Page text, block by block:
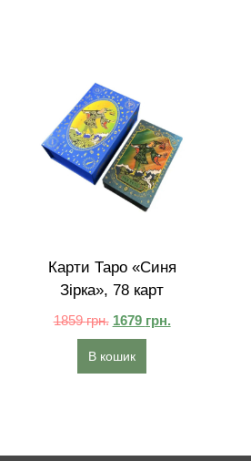
Карти Таро «Синя
Зірка», 78 карт
1859грн. 1679 грн.
В кошик